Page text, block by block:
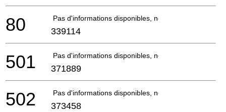
Pas d'informations disponibles, non commandable
80 339114
Pas d'informations disponibles, non commandable
501 371889
Pas d'informations disponibles, non commandable
502 373458